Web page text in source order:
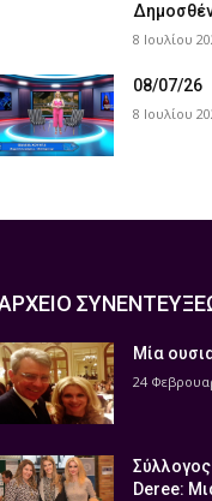
8 Ιουλίου
08/07/26
8 Ιουλίου
Μία
24
Deree: